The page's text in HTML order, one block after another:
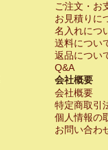
ご注文・お
お見積りに
名入れにつ
送料につい
返品につい
Q&A
会社概要
会社概要
特定商取引
個人情報の
お問い合わ